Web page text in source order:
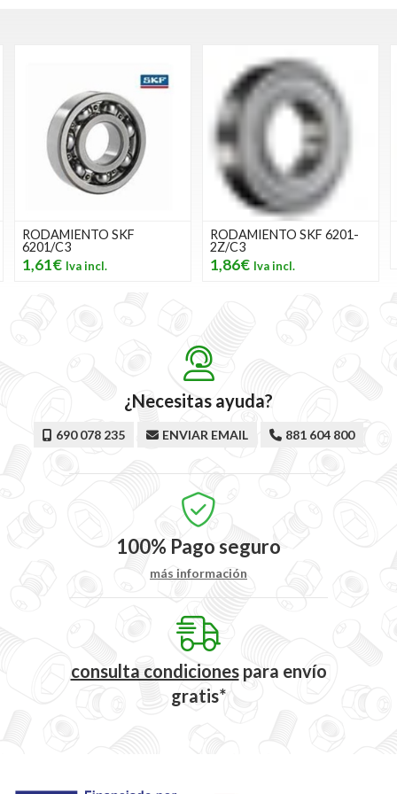
RODAMIENTO SKF
6201/C3
1,61€
RODAMIENTO SKF 6201-
2Z/C3
1,86€
¿Necesitas ayuda?
690 078 235 ENVIAR EMAIL 881 604 800
100% Pago seguro
más información
consulta condicionespara envío
gratis*